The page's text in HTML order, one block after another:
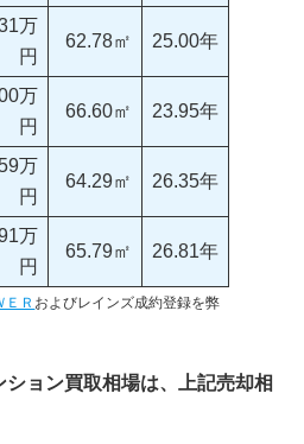
万
円
62.78㎡ 25.00年
万
円
66.60㎡ 23.95年
万
円
64.29㎡ 26.35年
万
円
65.79㎡ 26.81年
ＥＲ およびレインズ成約登録を弊
ョン買取相場は、上記売却相